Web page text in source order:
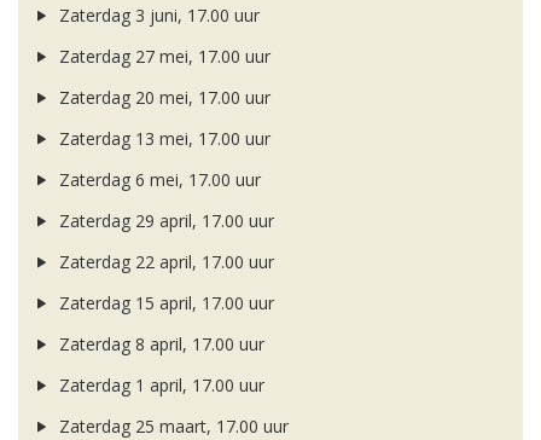
Zaterdag 3 juni, 17.00 uur
Zaterdag 27 mei, 17.00 uur
Zaterdag 20 mei, 17.00 uur
Zaterdag 13 mei, 17.00 uur
Zaterdag 6 mei, 17.00 uur
Zaterdag 29 april, 17.00 uur
Zaterdag 22 april, 17.00 uur
Zaterdag 15 april, 17.00 uur
Zaterdag 8 april, 17.00 uur
Zaterdag 1 april, 17.00 uur
Zaterdag 25 maart, 17.00 uur